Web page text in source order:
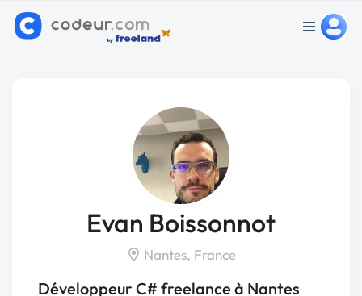
Evan Boissonnot
Nantes, France
Développeur C# freelance à Nantes